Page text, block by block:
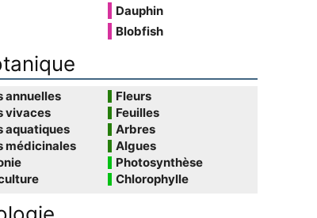
Dauphin
Blobfish
annuelles
vivaces
aquatiques
médicinales
Fleurs
Feuilles
Arbres
Algues
Photosynthèse
Chlorophylle